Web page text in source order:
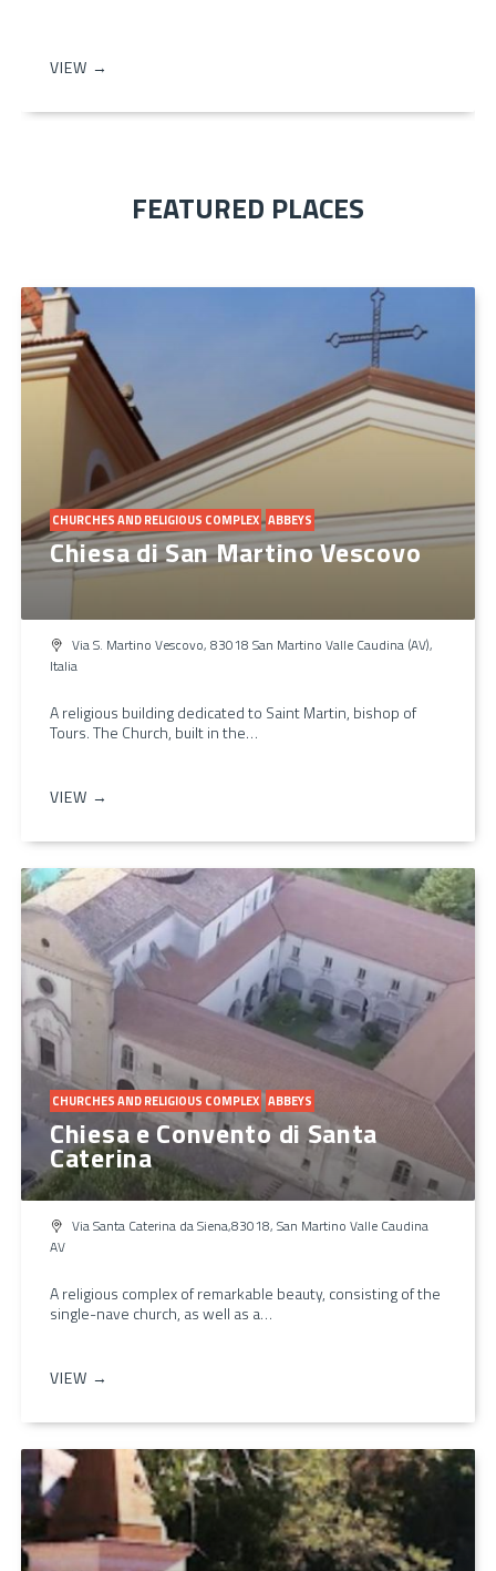
VIEW →
FEATURED PLACES
CHURCHES AND RELIGIOUS COMPLEX ABBEYS
Chiesa di San Martino Vescovo
Via S. Martino Vescovo, 83018 San Martino Valle Caudina (AV),
Italia
A religious building dedicated to Saint Martin, bishop of
Tours. The Church, built in the…
VIEW →
CHURCHES AND RELIGIOUS COMPLEX ABBEYS
Chiesa e Convento di Santa
Caterina
Via Santa Caterina da Siena,83018, San Martino Valle Caudina
AV
A religious complex of remarkable beauty, consisting of the
single-nave church, as well as a…
VIEW →